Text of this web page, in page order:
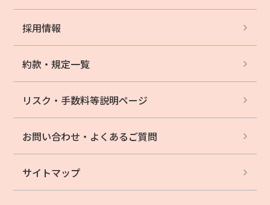
採用情報
約款・規定一覧
リスク・手数料等説明ページ
お問い合わせ・ よくあるご質問
サイトマップ